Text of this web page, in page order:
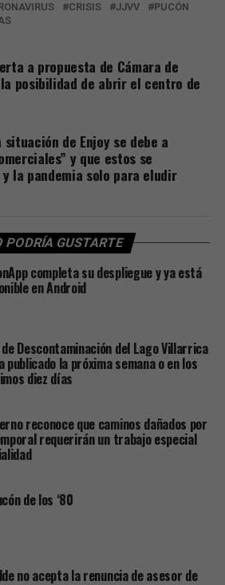
CRISIS JJVV
PUCÓN
a propuesta de Cámara de
posibilidad de abrir el centro de
de Enjoy se debe a
y que estos se
la pandemia solo para eludir
PODRÍA GUSTARTE
completa su despliegue y ya está
en Android
de Descontaminación del Lago Villarrica
publicado la próxima semana o en los
diez días
reconoce que caminos dañados por
requerirán un trabajo especial
de los ‘80
no acepta la renuncia de asesor de